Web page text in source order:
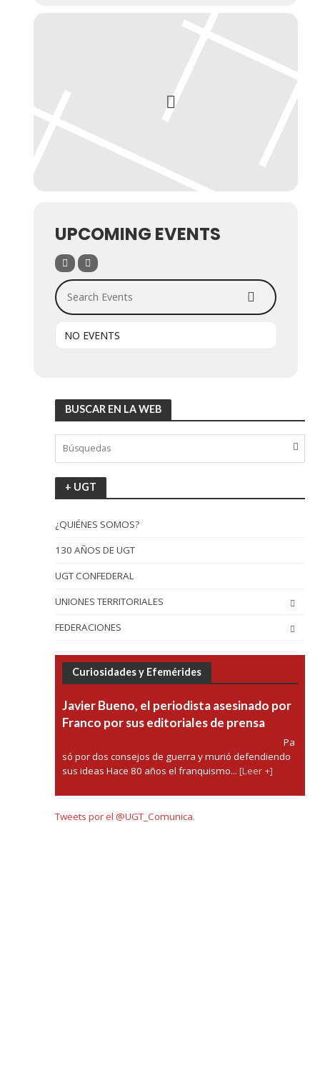
UPCOMING EVENTS
Search Events
NO EVENTS
BUSCAR EN LA WEB
+ UGT
¿QUIÉNES SOMOS?
130 AÑOS DE UGT
UGT CONFEDERAL
UNIONES TERRITORIALES
FEDERACIONES
Curiosidades y Efemérides
Javier Bueno, el periodista asesinado por
Franco por sus editoriales de prensa
Pa
só por dos consejos de guerra y murió defendiendo
sus ideas Hace 80 años el franquismo... [Leer +]
Tweets por el @UGT_Comunica.